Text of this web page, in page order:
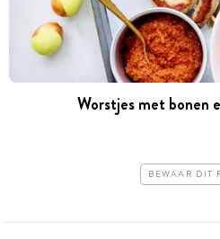
Worstjes met bonen
BEWAAR DIT